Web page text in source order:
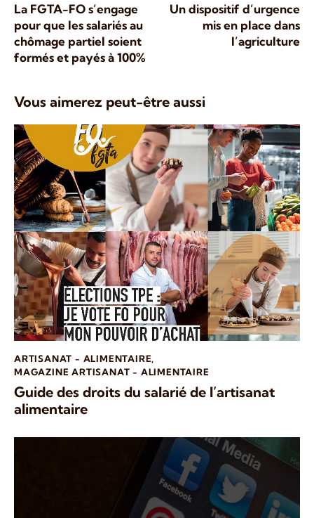
La FGTA-FO s’engage
pour que les salariés au
chômage partiel soient
formés et payés à 100%
Un dispositif d’urgence
mis en place dans
l’agriculture
Vous aimerez peut-être aussi
ARTISANAT - ALIMENTAIRE,
MAGAZINE ARTISANAT - ALIMENTAIRE
Guide des droits du salarié de l’artisanat
alimentaire